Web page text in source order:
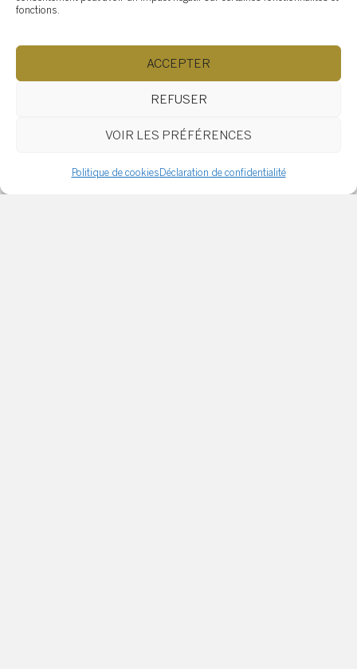
fonctions.
ACCEPTER
REFUSER
VOIR LES PRÉFÉRENCES
Politique de cookies Déclaration de confidentialité
absolument une salle de lavage fermée?